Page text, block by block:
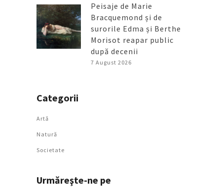
Peisaje de Marie
Bracquemond și de
surorile Edma și Berthe
Morisot reapar public
după decenii
7 August 2026
Categorii
Artǎ
Natură
Societate
Urmăreşte-ne pe